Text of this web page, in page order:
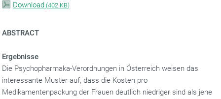
Download (402 KB)
ABSTRACT
Ergebnisse
Die Psychopharmaka-Verordnungen in Österreich weisen das
interessante Muster auf, dass die Kosten pro
Medikamentenpackung der Frauen deutlich niedriger sind als jene